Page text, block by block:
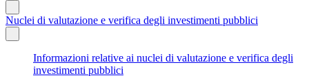
Nuclei di valutazione e verifica degli investimenti pubblici
Informazioni relative ai nuclei di valutazione e verifica degli
investimenti pubblici